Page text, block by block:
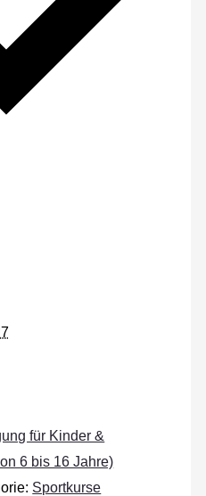
für Kinder &
6 bis 16 Jahre)
Sportkurse